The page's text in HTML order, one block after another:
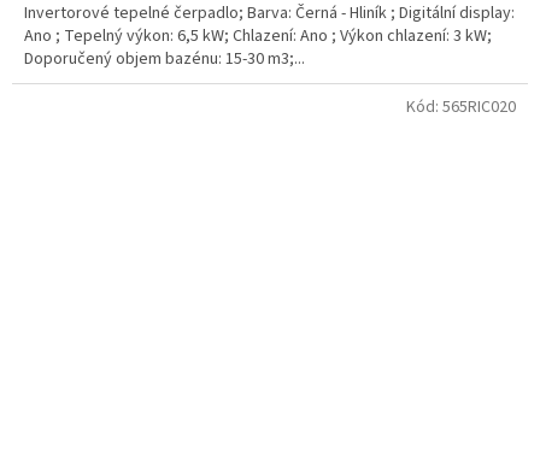
Invertorové tepelné čerpadlo; Barva: Černá - Hliník ; Digitální display:
Ano ; Tepelný výkon: 6,5 kW; Chlazení: Ano ; Výkon chlazení: 3 kW;
Doporučený objem bazénu: 15-30 m3;...
Kód: 565RIC020